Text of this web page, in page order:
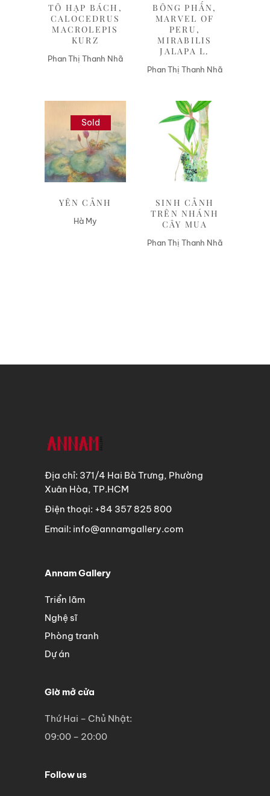
TÔ HẠP BÁCH,
CALOCEDRUS
MACROLEPIS
KURZ
Phan Thị Thanh Nhã
BÔNG PHẤN,
MARVEL OF
PERU,
MIRABILIS
JALAPA L.
Phan Thị Thanh Nhã
Sold
Liên hệ
YÊN CẢNH
Hà My
Liên hệ
SINH CẢNH
TRÊN NHÁNH
CÂY MUA
Phan Thị Thanh Nhã
Địa chỉ: 371/4 Hai Bà Trưng, Phường
Xuân Hòa, TP.HCM
Điện thoại: +84 357 825 800
Email: info@annamgallery.com
Annam Gallery
Triển lãm
Nghệ sĩ
Phòng tranh
Dự án
Giờ mở cửa
Thứ Hai – Chủ Nhật:
09:00 – 20:00
Follow us